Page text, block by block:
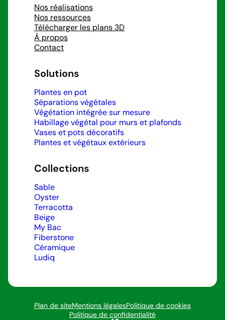
Nos réalisations
Nos ressources
Télécharger les plans 3D
À propos
Contact
Solutions
Plantes en pot
Séparations végétales
Végétation intégrée sur mesure
Habillage végétal pour murs et plafonds
Vases et pots décoratifs
Plantes et végétaux extérieurs
Collections
Sable
Oyster
Terracotta
Beige
My Bac
Fiberstone
Céramique
Ludiq
Plan de siteMentions légalesPolitique de cookies
Politique de confidentialité